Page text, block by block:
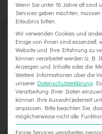
Sichern Sie sich
Wenn Sie unter 16 Jahre alt
Services geben möchten,
Erlaubnis bitten.
Wir verwenden Cookies und
Einige von ihnen sind essenziell,
Website und Ihre Erfahrung zu
können verarbeitet werden (z. B.
Anzeigen und Inhalte oder die
Weitere Informationen über die
unserer Datenschutzerklärung
Verarbeitung Ihrer Daten
können Ihre Auswahl jederzeit
anpassen. Bitte beachten Sie,
möglicherweise nicht alle
Einige Services verarbeiten